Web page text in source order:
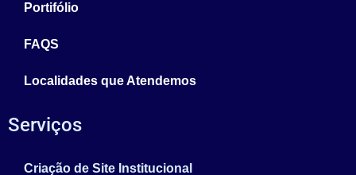
Portifólio
FAQS
Localidades que Atendemos
Serviços
Criação de Site Institucional